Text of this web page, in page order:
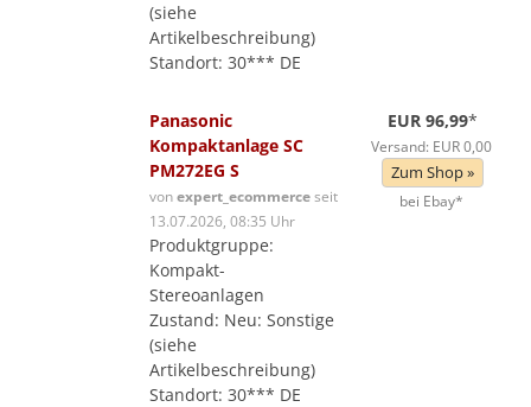
(siehe
Artikelbeschreibung)
Standort: 30*** DE
Panasonic
Kompaktanlage SC
PM272EG S
vonexpert_ecommerceseit
13.07.2026, 08:35 Uhr
Produktgruppe:
Kompakt-
Stereoanlagen
Zustand: Neu: Sonstige
(siehe
Artikelbeschreibung)
Standort: 30*** DE
EUR 96,99*
Versand: EUR 0,00
Zum Shop »
bei Ebay*